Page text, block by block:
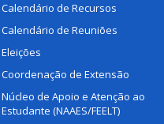
Calendário de Recursos
Calendário de Reuniões
Eleições
Coordenação de Extensão
Núcleo de Apoio e Atenção ao
Estudante (NAAES/FEELT)